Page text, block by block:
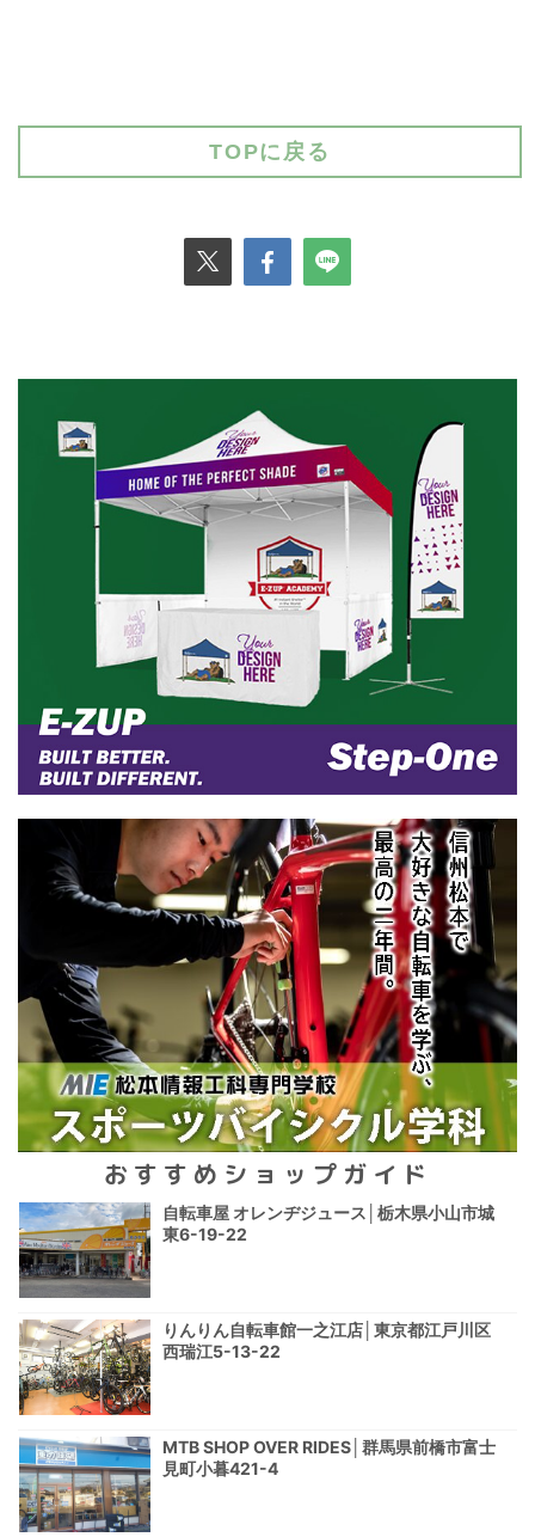
TOPに戻る
おすすめショップガイド
自転車屋 オレンヂジュース│栃木県小山市城
東6-19-22
りんりん自転車館一之江店│東京都江戸川区
西瑞江5-13-22
MTB SHOP OVER RIDES│群馬県前橋市富士
見町小暮421-4